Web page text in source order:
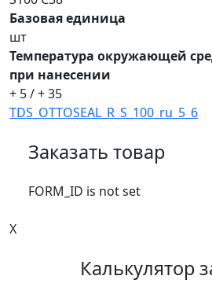
Базовая единица
шт
Температура окружающей
при нанесении
+ 5 / + 35
TDS_OTTOSEAL_R_S_100_ru_5_6
Заказать товар
FORM_ID is not set
X
Калькулятор